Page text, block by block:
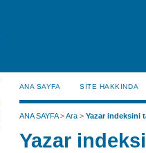
ANA SAYFA SİTE HAKKINDA
ANA SAYFA>Ara> Yazar indeksini
Yazar